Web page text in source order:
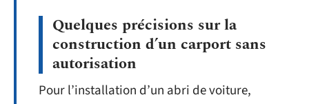
Quelques précisions sur la
construction d’un carport sans
autorisation
Pour l’installation d’un abri de voiture,